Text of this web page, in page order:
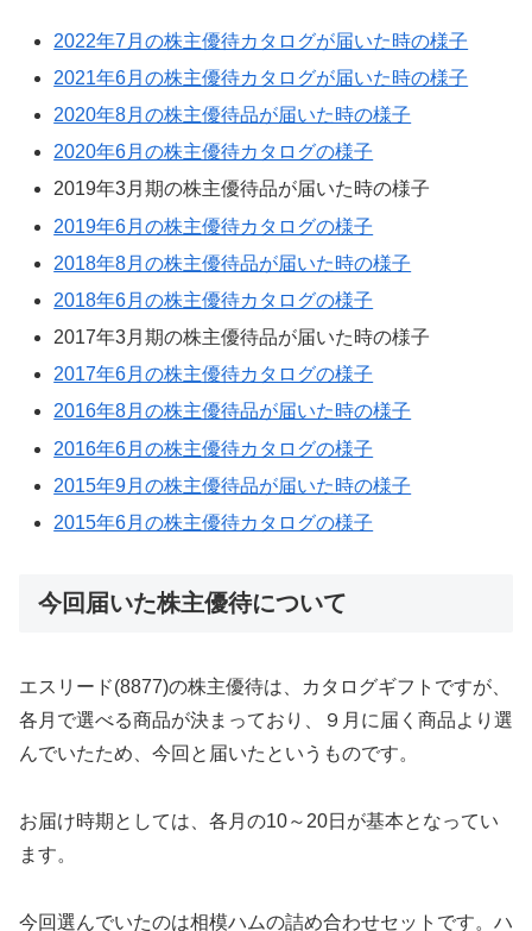
2022年7月の株主優待カタログが届いた時の様子
2021年6月の株主優待カタログが届いた時の様子
2020年8月の株主優待品が届いた時の様子
2020年6月の株主優待カタログの様子
2019年3月期の株主優待品が届いた時の様子
2019年6月の株主優待カタログの様子
2018年8月の株主優待品が届いた時の様子
2018年6月の株主優待カタログの様子
2017年3月期の株主優待品が届いた時の様子
2017年6月の株主優待カタログの様子
2016年8月の株主優待品が届いた時の様子
2016年6月の株主優待カタログの様子
2015年9月の株主優待品が届いた時の様子
2015年6月の株主優待カタログの様子
今回届いた株主優待について
エスリード(8877)の株主優待は、カタログギフトですが、
各月で選べる商品が決まっており、９月に届く商品より選
んでいたため、今回と届いたというものです。
お届け時期としては、各月の10～20日が基本となってい
ます。
今回選んでいたのは相模ハムの詰め合わせセットです。ハ